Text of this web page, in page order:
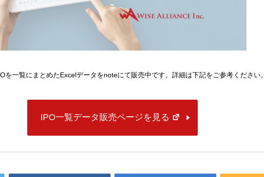
を一覧にまとめたExcelデータをnoteにて販売中です。詳細は下記をご参考ください。
IPO一覧データ販売ページを見る